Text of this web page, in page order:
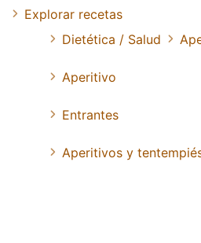
Explorar recetas
Dietética / Salud
Aperitivo
Entrantes
Aperitivos y